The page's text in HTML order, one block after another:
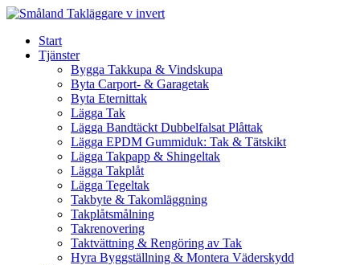
Skip
contentStart
Tjänster
Bygga Takkupa & Vindskupa
Byta Carport- & Garagetak
Byta Eternittak
Lägga Tak
Lägga Bandtäckt Dubbelfalsat Plåttak
Lägga EPDM Gummiduk: Tak & Tätskikt
Lägga Takpapp & Shingeltak
Lägga Takplåt
Lägga Tegeltak
Takbyte & Takomläggning
Takplåtsmålning
Takrenovering
Taktvättning & Rengöring av Tak
Hyra Byggställning & Montera Väderskydd